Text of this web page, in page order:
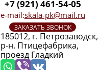
+7 (921) 461-54-05
e-mail:skala-pk@mail.ru
ЗАКАЗАТЬ ЗВОНОК
185012, г. Петрозаводск,
р-н. Птицефабрика,
проезд Гладкий